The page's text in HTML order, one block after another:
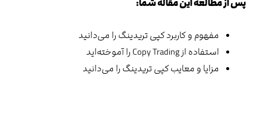
پس از مطالعه این مقاله شما:
مفهوم و کاربرد کپی تریدینگ را می‌دانید
استفاده از Copy Trading را آموخته‌اید
مزایا و معایب کپی تریدینگ را می‌دانید